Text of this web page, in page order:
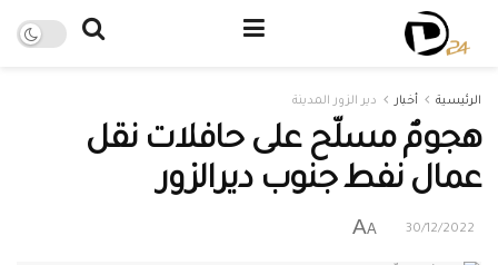
الرئيسية أخبار دير الزور المدينة
هجومٌ مسلّح على حافلات نقل
عمال نفط جنوب ديرالزور
30/12/2022
A
A